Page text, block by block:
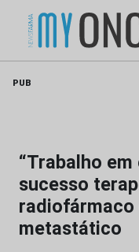
PUB
“Trabalho
sucesso
radiofármaco
metastático